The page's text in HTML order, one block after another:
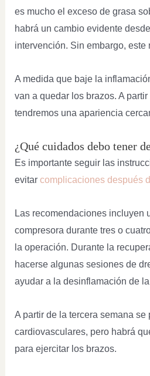
es mucho el exceso de grasa
habrá un cambio evidente
intervención. Sin embargo, este
A medida que baje la
van a quedar los brazos. A
tendremos una apariencia
¿Qué cuidados debo tener
Es importante seguir las
evitar complicaciones después
Las recomendaciones incluyen
compresora durante tres o
la operación. Durante la
hacerse algunas sesiones de
ayudar a la desinflamación de
A partir de la tercera semana
cardiovasculares, pero habrá
para ejercitar los brazos.